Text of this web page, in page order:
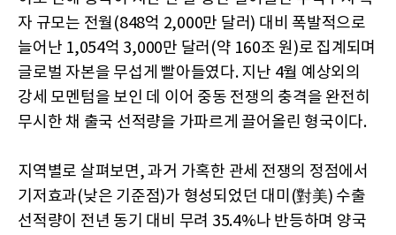
자 규모는 전월(848억 2,000만 달러) 대비 폭발적으로
늘어난 1,054억 3,000만 달러(약 160조 원)로 집계되며
글로벌 자본을 무섭게 빨아들였다. 지난 4월 예상외의
강세 모멘텀을 보인 데 이어 중동 전쟁의 충격을 완전히
무시한 채 출국 선적량을 가파르게 끌어올린 형국이다.
지역별로 살펴보면, 과거 가혹한 관세 전쟁의 정점에서
기저효과(낮은 기준점)가 형성되었던 대미(對美) 수출
선적량이 전년 동기 대비 무려 35.4%나 반등하며 양국